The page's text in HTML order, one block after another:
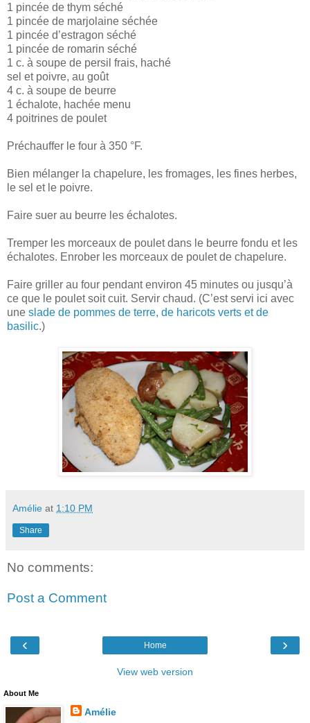
1 pincée de thym séché
1 pincée de marjolaine séchée
1 pincée d’estragon séché
1 pincée de romarin séché
1 c. à soupe de persil frais, haché
sel et poivre, au goût
4 c. à soupe de beurre
1 échalote, hachée menu
4 poitrines de poulet
Préchauffer le four à 350 °F.
Bien mélanger la chapelure, les fromages, les fines herbes,
le sel et le poivre.
Faire suer au beurre les échalotes.
Tremper les morceaux de poulet dans le beurre fondu et les
échalotes. Enrober les morceaux de poulet de chapelure.
Faire griller au four pendant environ 45 minutes ou jusqu’à
ce que le poulet soit cuit. Servir chaud. (C’est servi ici avec
une slade de pommes de terre, de haricots verts et de
basilic.)
Amélie at 1:10 PM
Share
No comments:
Post a Comment
‹ ›
Home
View web version
About Me
Amélie